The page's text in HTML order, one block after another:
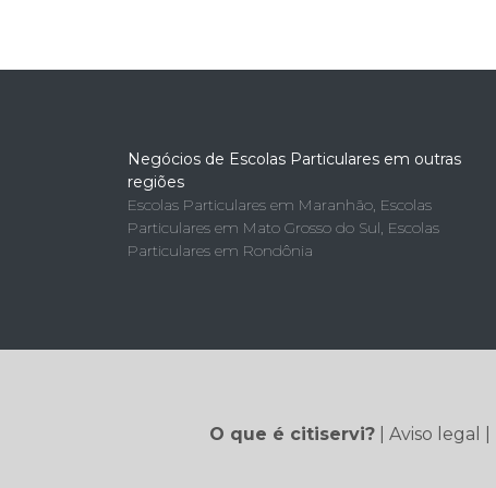
Negócios de Escolas Particulares em outras
regiões
Escolas Particulares em Maranhão, Escolas
Particulares em Mato Grosso do Sul, Escolas
Particulares em Rondônia
O que é citiservi?| Aviso legal